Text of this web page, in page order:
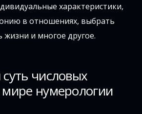
характеристики,
в отношениях, выбрать
и многое другое.
числовых
нумерологии